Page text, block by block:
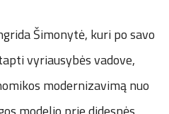
Šimonytė, kuri po savo
vyriausybės vadove,
modernizavimą nuo